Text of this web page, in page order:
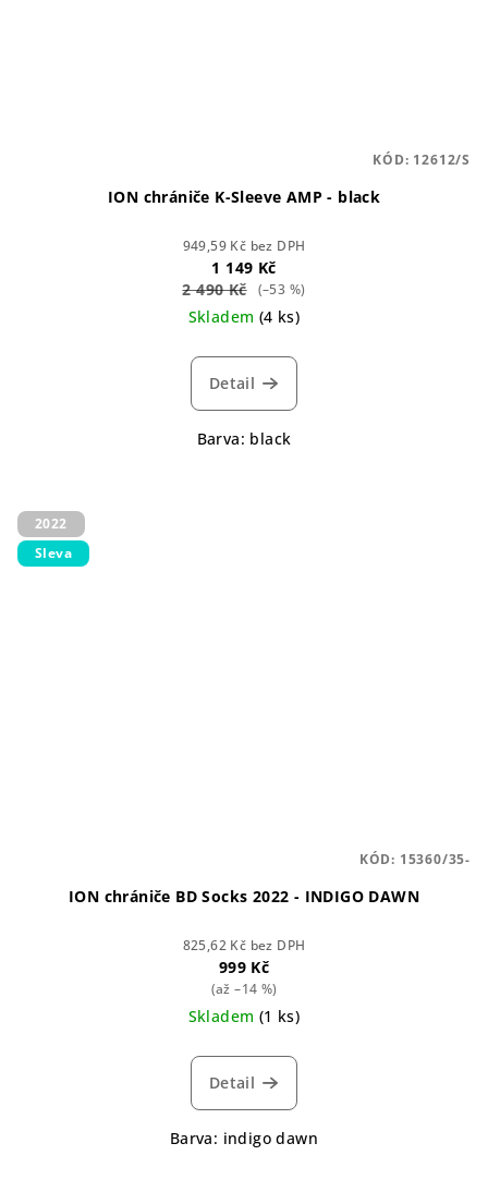
ION chrániče K-Sleeve AMP - black
949,59 Kč bez DPH
1 149 Kč
2 490 Kč
(–53 %)
Skladem (4 ks)
Detail
Barva: black
KÓD: 12612/S
2022
Sleva
ION chrániče BD Socks 2022 - INDIGO DAWN
825,62 Kč bez DPH
999 Kč
(až –14 %)
Skladem (1 ks)
Detail
Barva: indigo dawn
KÓD: 15360/35-